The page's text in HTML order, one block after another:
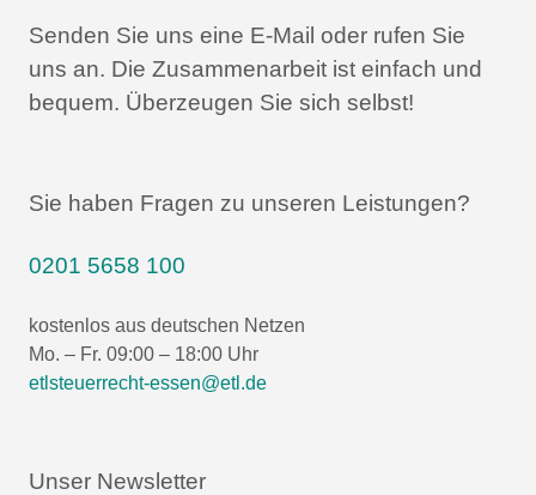
Senden Sie uns eine E-Mail oder rufen Sie
uns an. Die Zusammenarbeit ist einfach und
bequem. Überzeugen Sie sich selbst!
Sie haben Fragen zu unseren Leistungen?
0201 5658 100
kostenlos aus deutschen Netzen
Mo. – Fr. 09:00 – 18:00 Uhr
etlsteuerrecht-essen@etl.de
Unser Newsletter